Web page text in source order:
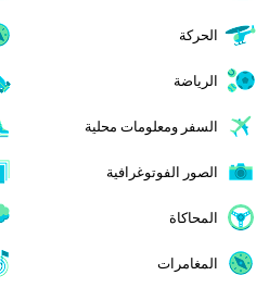
الحركة
الرياضة
السفر ومعلومات محلية
الصور الفوتوغرافية
المحاكاة
المغامرات